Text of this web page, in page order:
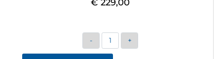
€ 229,00
Quantità